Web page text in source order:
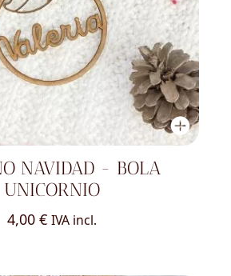
NAVIDAD - BOLA
UNICORNIO
4,00 € IVA incl.